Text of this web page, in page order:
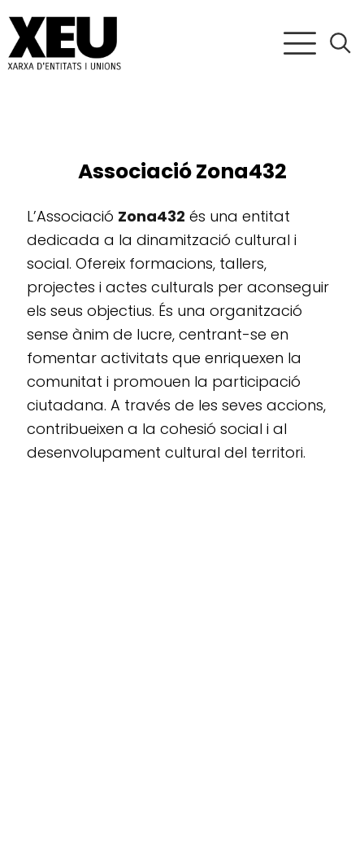
Associació Zona432
L’Associació Zona432 és una entitat
dedicada a la dinamització cultural i
social. Ofereix formacions, tallers,
projectes i actes culturals per aconseguir
els seus objectius. És una organització
sense ànim de lucre, centrant-se en
fomentar activitats que enriquexen la
comunitat i promouen la participació
ciutadana. A través de les seves accions,
contribueixen a la cohesió social i al
desenvolupament cultural del territori.